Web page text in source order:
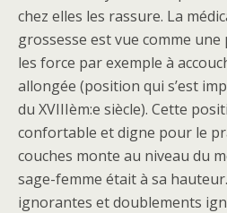
chez elles les rassure. La
grossesse est vue comme
les force par exemple à
allongée (position qui s’est
du XVIIIèm:e siècle). Cette
confortable et digne pour le
couches monte au niveau du
sage-femme était à sa
ignorantes et doublements